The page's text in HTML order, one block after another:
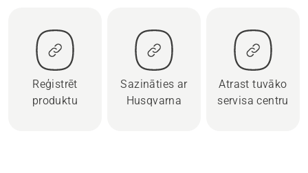
Reģistrēt
produktu
Sazināties ar
Husqvarna
Atrast tuvāko
servisa centru